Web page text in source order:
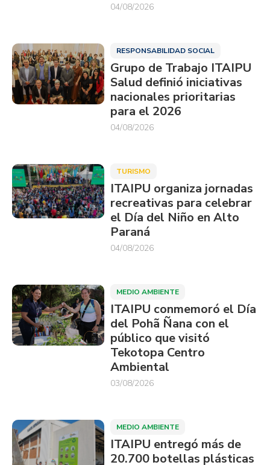
04/08/2026
RESPONSABILIDAD SOCIAL
Grupo de Trabajo ITAIPU
Salud definió iniciativas
nacionales prioritarias
para el 2026
04/08/2026
TURISMO
ITAIPU organiza jornadas
recreativas para celebrar
el Día del Niño en Alto
Paraná
04/08/2026
MEDIO AMBIENTE
ITAIPU conmemoró el Día
del Pohã Ñana con el
público que visitó
Tekotopa Centro
Ambiental
03/08/2026
MEDIO AMBIENTE
ITAIPU entregó más de
20.700 botellas plásticas